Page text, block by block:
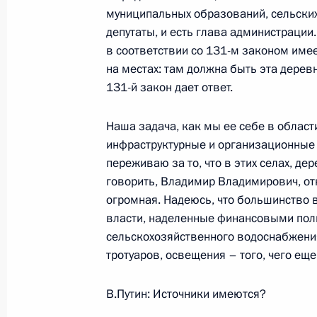
Начало рабочей встречи с
Олегом Королевым
1 июня 2005 года, 18:32
Интервью Людмилы Путиной
1 июня 2005 года, 17:57 Италия, Милан
31 мая 2005 года, вторник
Алексеем Чернышевым
муниципальных образований,
депутаты, и есть глава
в соответствии со 131-м законом
на местах: там должна быть эта
131-й закон дает ответ.
Наша задача, как мы ее себе в
инфраструктурные и
переживаю за то, что в этих селах,
говорить, Владимир Владимирович,
огромная. Надеюсь, что большинство
власти, наделенные финансовыми
сельскохозяйственного
тротуаров, освещения – того, чего
В.Путин: Источники имеются?